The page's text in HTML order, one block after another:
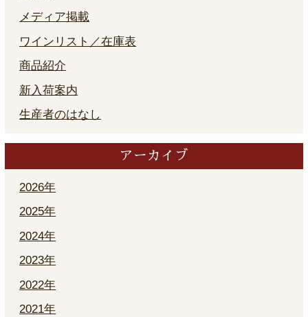
メディア掲載
ワインリスト／在庫表
商品紹介
新入荷案内
生産者のはなし
アーカイブ
2026年
2025年
2024年
2023年
2022年
2021年